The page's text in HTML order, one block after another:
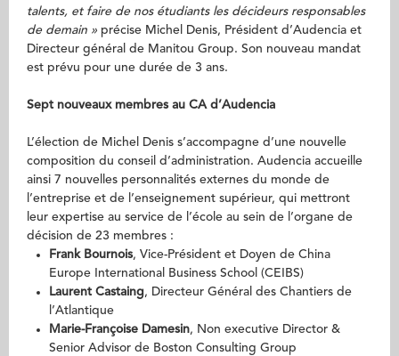
talents, et faire de nos étudiants les décideurs responsables
de demain » précise Michel Denis, Président d’Audencia et
Directeur général de Manitou Group. Son nouveau mandat
est prévu pour une durée de 3 ans.
Sept nouveaux membres au CA d’Audencia
L’élection de Michel Denis s’accompagne d’une nouvelle
composition du conseil d’administration. Audencia accueille
ainsi 7 nouvelles personnalités externes du monde de
l’entreprise et de l’enseignement supérieur, qui mettront
leur expertise au service de l’école au sein de l’organe de
décision de 23 membres :
Frank Bournois, Vice-Président et Doyen de China
Europe International Business School (CEIBS)
Laurent Castaing, Directeur Général des Chantiers de
l’Atlantique
Marie-Françoise Damesin, Non executive Director &
Senior Advisor de Boston Consulting Group